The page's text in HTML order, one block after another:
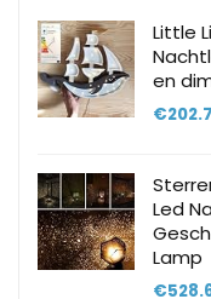
Little
en
€
Led
Lamp
€